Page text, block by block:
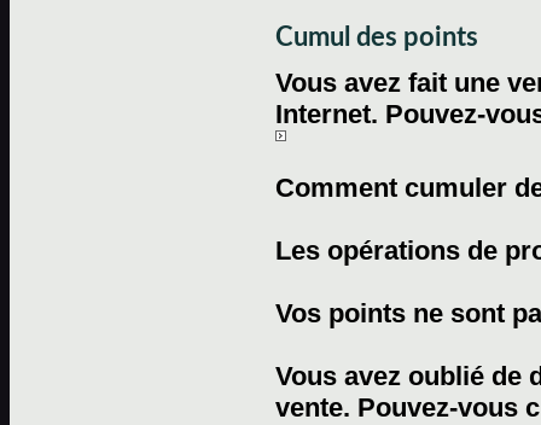
Cumul des points
Vous avez fait une
Internet. Pouvez-
Comment cumuler
Les opérations de
Vos points ne sont
Vous avez oublié de
vente. Pouvez-vous